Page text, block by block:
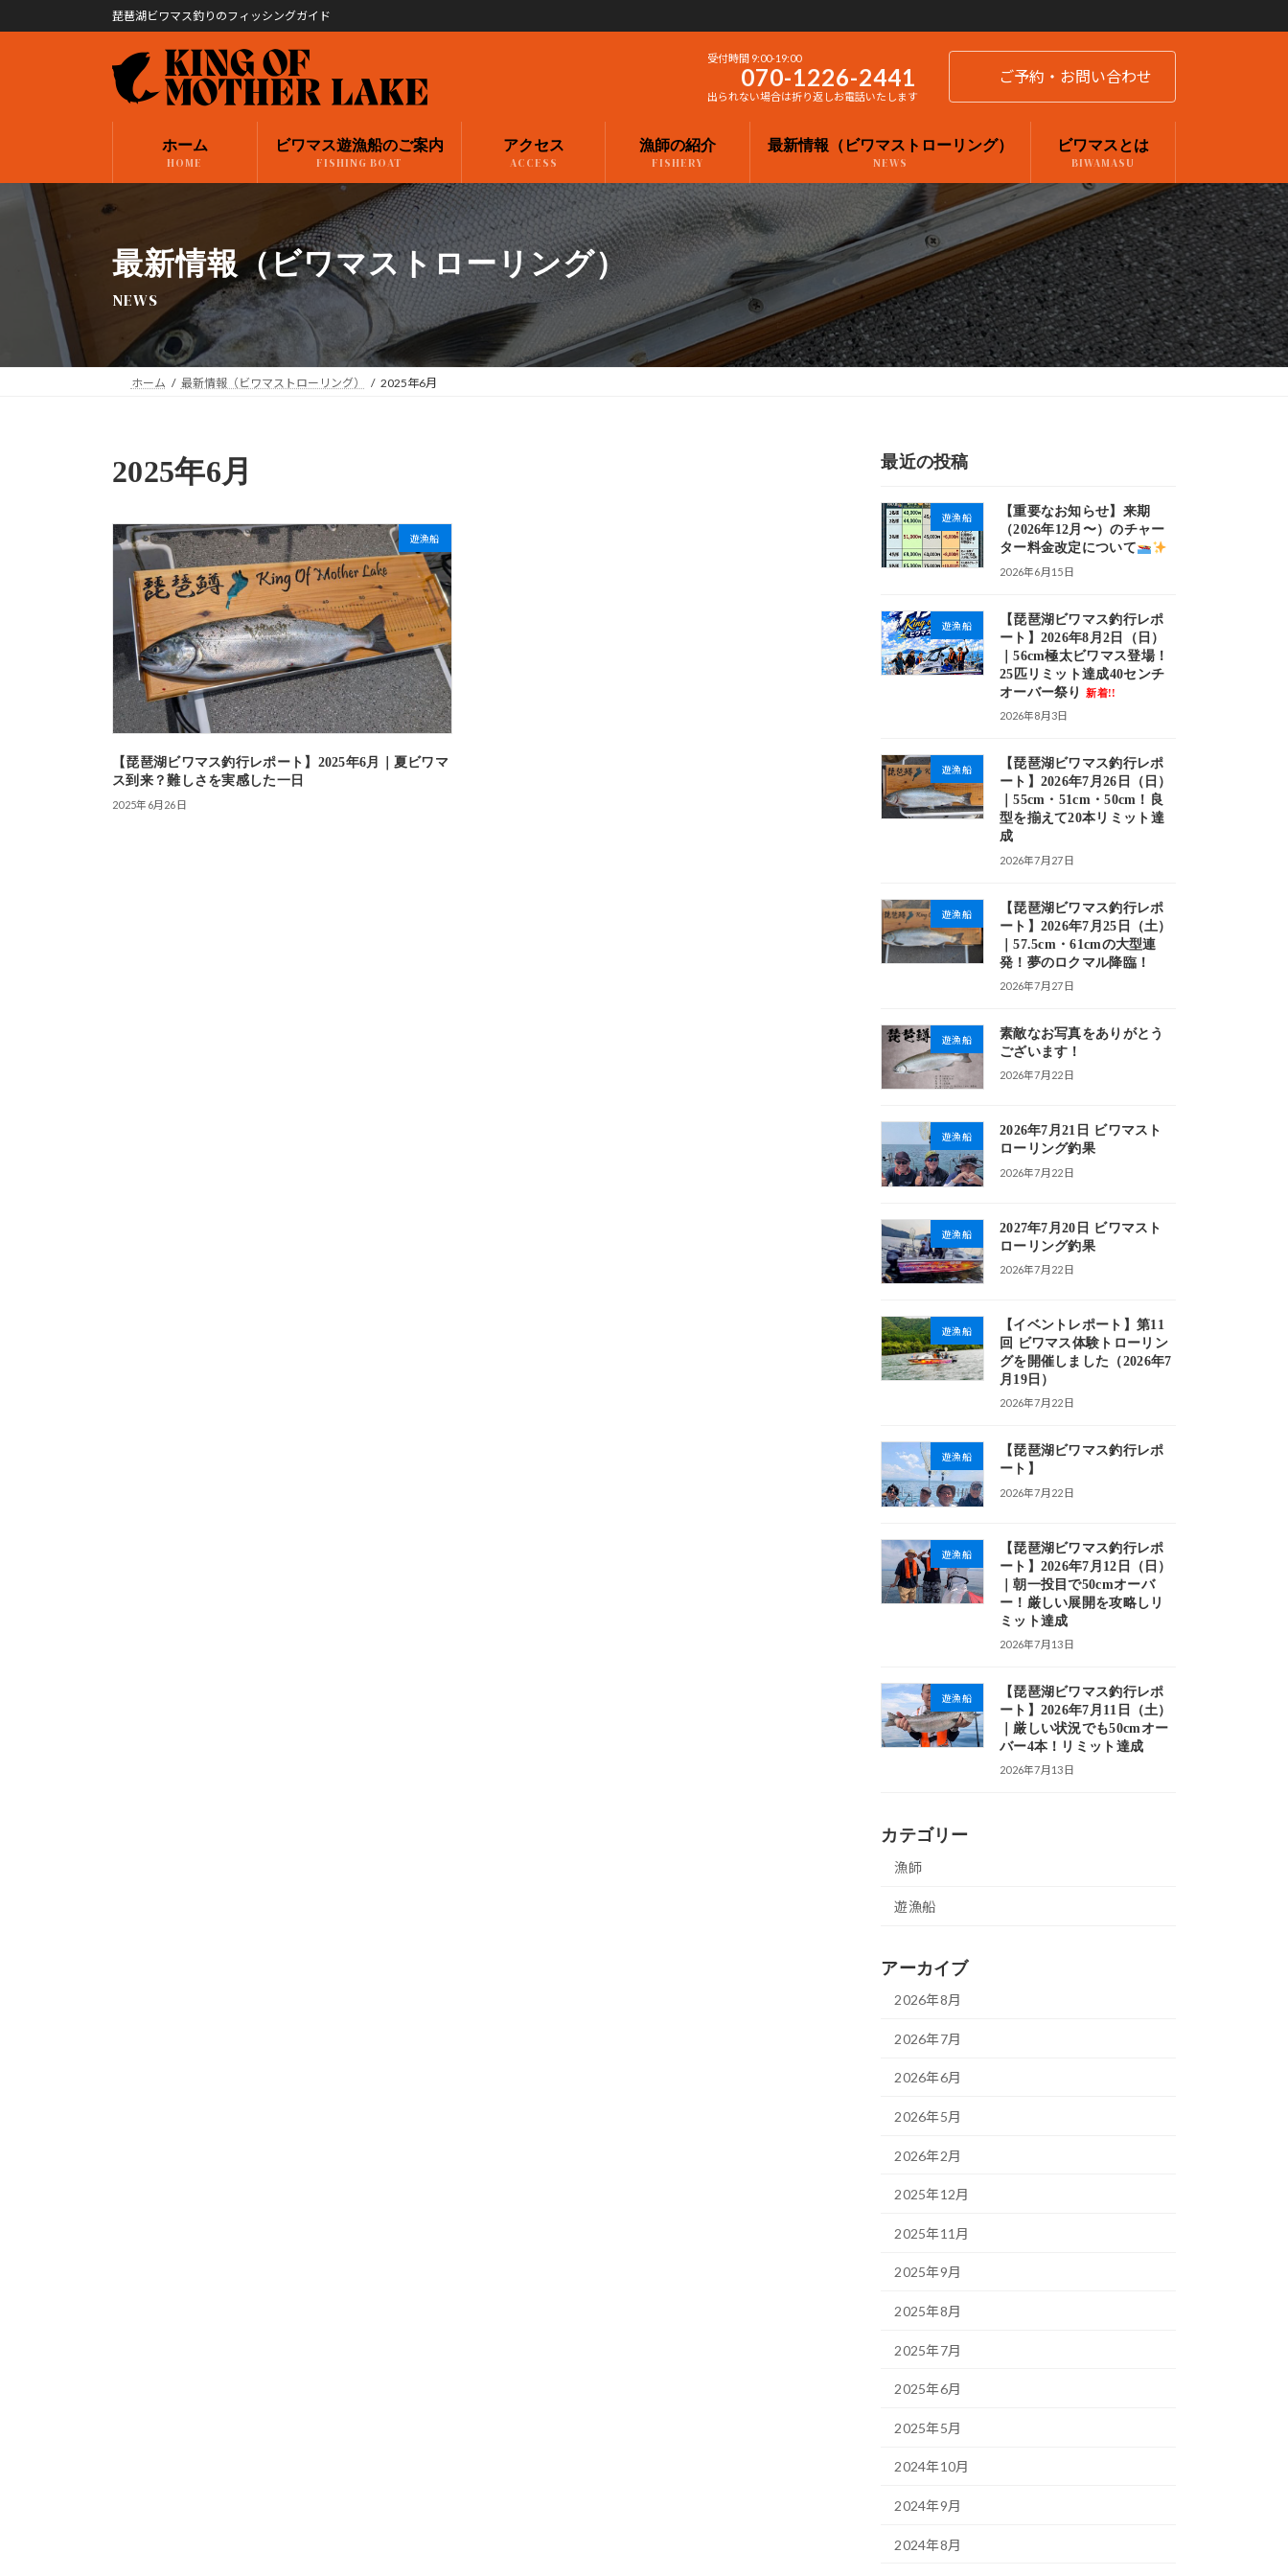
ン
ビ
琵琶湖ビワマス釣りのフィッシングガイド
受付時間 9:00-19:00
070-1226-2441
出られない場合は折り返しお電話いたします
ご予約・お問い合わせ
ホーム
HOME
ビワマス遊漁船のご案内
FISHING BOAT
アクセス
ACCESS
漁師の紹介
FISHERY
最新情報（ビワマストローリング）
NEWS
ビワマスとは
BIWAMASU
最新情報（ビワマストローリング）
NEWS
ホーム 最新情報（ビワマストローリング） 2025年6月
2025年6月
遊漁船
【琵琶湖ビワマス釣行レポート】2025年6月｜夏ビワマ
ス到来？難しさを実感した一日
2025年6月26日
最近の投稿
遊漁船
【重要なお知らせ】来期
（2026年12月〜）のチャー
ター料金改定について
2026年6月15日
遊漁船
【琵琶湖ビワマス釣行レポ
ート】2026年8月2日（日）
｜56cm極太ビワマス登場！
25匹リミット達成40センチ
オーバー祭り
新着!!
2026年8月3日
遊漁船
【琵琶湖ビワマス釣行レポ
ート】2026年7月26日（日）
｜55cm・51cm・50cm！良
型を揃えて20本リミット達
成
2026年7月27日
遊漁船
【琵琶湖ビワマス釣行レポ
ート】2026年7月25日（土）
｜57.5cm・61cmの大型連
発！夢のロクマル降臨！
2026年7月27日
遊漁船
素敵なお写真をありがとう
ございます！
2026年7月22日
遊漁船
2026年7月21日 ビワマスト
ローリング釣果
2026年7月22日
遊漁船
2027年7月20日 ビワマスト
ローリング釣果
2026年7月22日
遊漁船
【イベントレポート】第11
回 ビワマス体験トローリン
グを開催しました（2026年7
月19日）
2026年7月22日
遊漁船
【琵琶湖ビワマス釣行レポ
ート】
2026年7月22日
遊漁船
【琵琶湖ビワマス釣行レポ
ート】2026年7月12日（日）
｜朝一投目で50cmオーバ
ー！厳しい展開を攻略しリ
ミット達成
2026年7月13日
遊漁船
【琵琶湖ビワマス釣行レポ
ート】2026年7月11日（土）
｜厳しい状況でも50cmオー
バー4本！リミット達成
2026年7月13日
カテゴリー
漁師
遊漁船
アーカイブ
2026年8月
2026年7月
2026年6月
2026年5月
2026年2月
2025年12月
2025年11月
2025年9月
2025年8月
2025年7月
2025年6月
2025年5月
2024年10月
2024年9月
2024年8月